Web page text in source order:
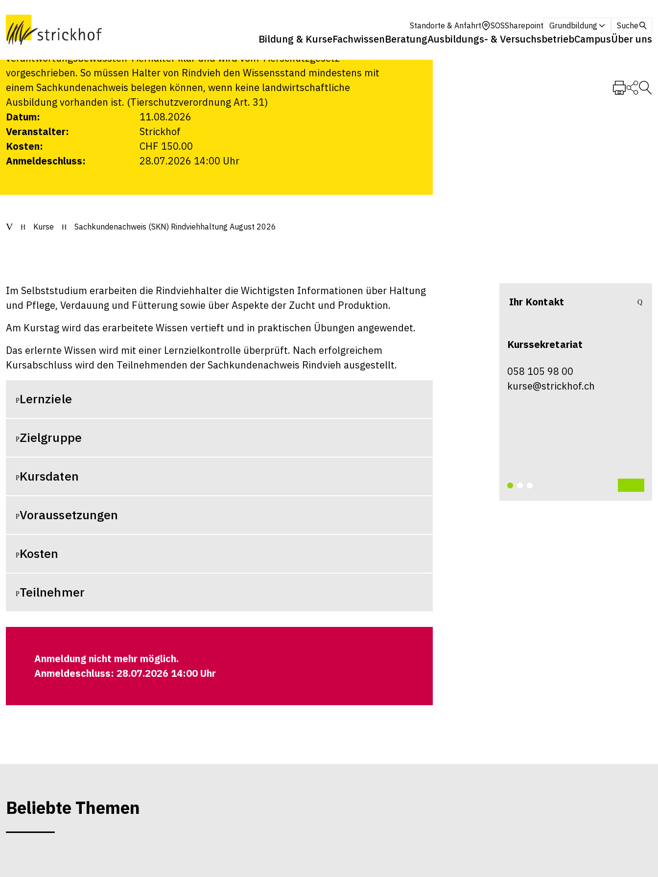
Standorte & Anfahrt SOSSharepoint Grundbildung Suche
Bildung & KurseFachwissenBeratungAusbildungs- & VersuchsbetriebCampusÜber uns
Rindviehhaltung August 2026
Wer Tiere hält, muss entsprechende Fachkenntnisse besitzen. Dies ist jedem
verantwortungsbewussten Tierhalter klar und wird vom Tierschutzgesetz
vorgeschrieben. So müssen Halter von Rindvieh den Wissensstand mindestens mit
einem Sachkundenachweis belegen können, wenn keine landwirtschaftliche
Ausbildung vorhanden ist. (Tierschutzverordnung Art. 31)
Datum:
11.08.2026
Veranstalter:
Strickhof
Kosten:
CHF 150.00
Anmeldeschluss:
28.07.2026 14:00 Uhr
Kurse Sachkundenachweis (SKN) Rindviehhaltung August 2026
Im Selbststudium erarbeiten die Rindviehhalter die Wichtigsten Informationen über Haltung
und Pflege, Verdauung und Fütterung sowie über Aspekte der Zucht und Produktion.
Am Kurstag wird das erarbeitete Wissen vertieft und in praktischen Übungen angewendet.
Das erlernte Wissen wird mit einer Lernzielkontrolle überprüft. Nach erfolgreichem
Kursabschluss wird den Teilnehmenden der Sachkundenachweis Rindvieh ausgestellt.
Lernziele
Zielgruppe
Kursdaten
Voraussetzungen
Kosten
Teilnehmer
Anmeldung nicht mehr möglich.
Anmeldeschluss: 28.07.2026 14:00 Uhr
Ihr Kontakt
Kurssekretariat
058 105 98 00
kurse@strickhof.ch
Beliebte Themen